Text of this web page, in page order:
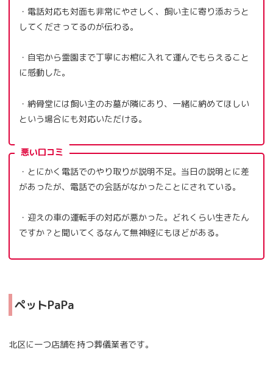
・電話対応も対面も非常にやさしく、飼い主に寄り添おうと
してくださってるのが伝わる。
・自宅から霊園まで丁寧にお棺に入れて運んでもらえること
に感動した。
・納骨堂には飼い主のお墓が隣にあり、一緒に納めてほしい
という場合にも対応いただける。
悪い口コミ
・とにかく電話でのやり取りが説明不足。当日の説明とに差
があったが、電話での会話がなかったことにされている。
・迎えの車の運転手の対応が悪かった。どれくらい生きたん
ですか？と聞いてくるなんて無神経にもほどがある。
ペットPaPa
北区に一つ店舗を持つ葬儀業者です。